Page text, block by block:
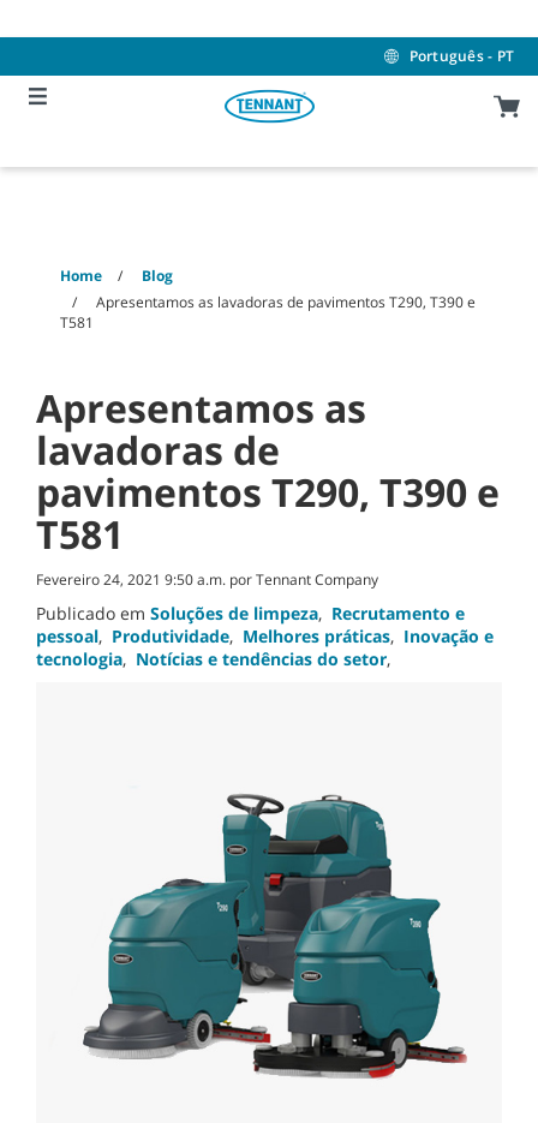
to
to
menu
Português - PT
Home
Blog
Apresentamos as lavadoras de pavimentos T290, T390 e
T581
Apresentamos as
lavadoras de
pavimentos T290, T390 e
T581
Fevereiro 24, 2021 9:50 a.m. por Tennant Company
Publicado em Soluções de limpeza, Recrutamento e
pessoal, Produtividade, Melhores práticas, Inovação e
tecnologia, Notícias e tendências do setor,